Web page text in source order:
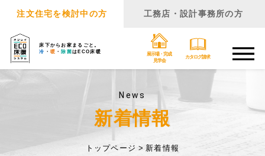
床下からお家まるごと。
冷 ・ 暖 ・ 除菌はECO床暖
展示場・完成
見学会
カタログ請求
注文住宅を検討中の方 工務店・設計事務所の方
News
新着情報
トップページ
新着情報